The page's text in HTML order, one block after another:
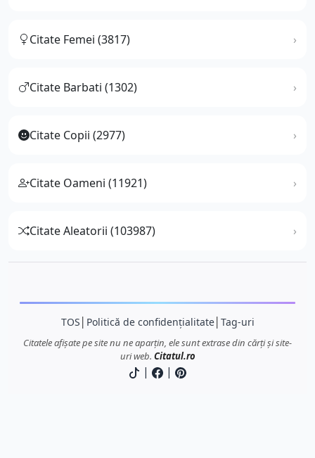
Citate Femei (3817)
Citate Barbati (1302)
Citate Copii (2977)
Citate Oameni (11921)
Citate Aleatorii (103987)
TOS Politică de confidențialitate│ Tag-uri
Citatele afișate pe site nu ne aparțin, ele sunt extrase din cărți și site-
uri web. Citatul.ro
| |